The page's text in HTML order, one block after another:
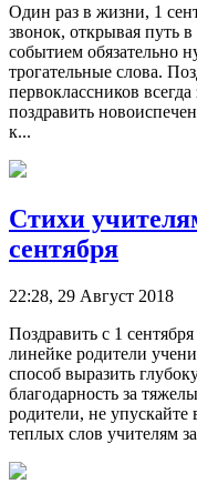
Один раз в жизни, 1
звонок, открывая
событием обязательно
трогательные слова.
первоклассников
поздравить
к...
Стихи
сентября
22:28, 29 Август 2018
Поздравить с 1
линейке родители
способ выразить
благодарность за
родители, не упускайте
теплых слов учителям